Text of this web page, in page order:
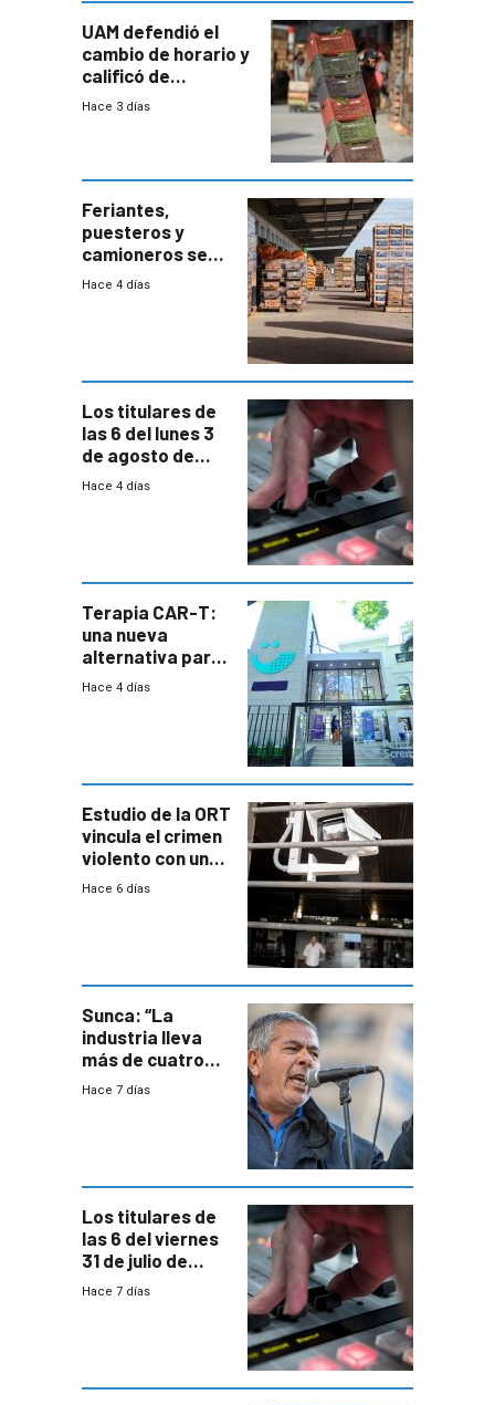
UAM defendió el
cambio de horario y
calificó de
“desproporcionado”
Hace 3 días
Feriantes,
puesteros y
camioneros se
movilizaron en
Hace 4 días
Los titulares de
las 6 del lunes 3
de agosto de
2026
Hace 4 días
Terapia CAR-T:
una nueva
alternativa para
niños y
Hace 4 días
Estudio de la ORT
vincula el crimen
violento con una
menor creación
Hace 6 días
Sunca: “La
industria lleva
más de cuatro
meses sin
Hace 7 días
Los titulares de
las 6 del viernes
31 de julio de
2026
Hace 7 días